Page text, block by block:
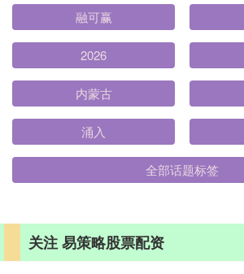
融可赢
2026
内蒙古
涌入
全部话题标签
关注 易策略股票配资